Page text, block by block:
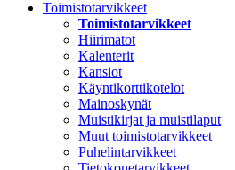
Toimistotarvikkeet
Toimistotarvikkeet
Hiirimatot
Kalenterit
Kansiot
Käyntikorttikotelot
Mainoskynät
Muistikirjat ja muistilaput
Muut toimistotarvikkeet
Puhelintarvikkeet